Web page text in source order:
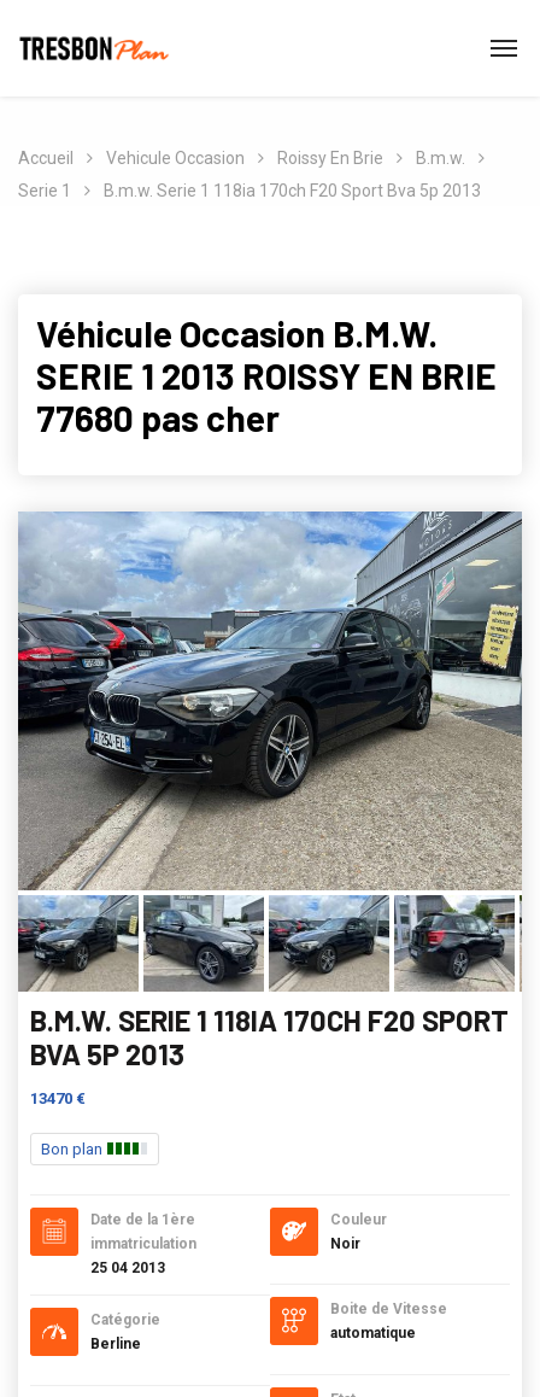
Accueil Vehicule Occasion Roissy En Brie
B.m.w.
Serie 1
B.m.w. Serie 1 118ia 170ch F20 Sport Bva 5p 2013
Véhicule Occasion B.M.W.
SERIE 1 2013 ROISSY EN BRIE
77680 pas cher
B.M.W. SERIE 1 118IA 170CH F20 SPORT
BVA 5P 2013
13470 €
Bon plan
Date de la 1ère
immatriculation
25 04 2013
Catégorie
Berline
Couleur
Noir
Boite de Vitesse
automatique